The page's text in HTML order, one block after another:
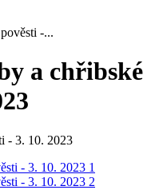
-...
a chřibské
- 3. 10. 2023